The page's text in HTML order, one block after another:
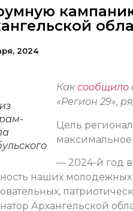
2024
Каксообщило
«Регион 29»,
Цель
— 2024-й год в
наших
Архангельской